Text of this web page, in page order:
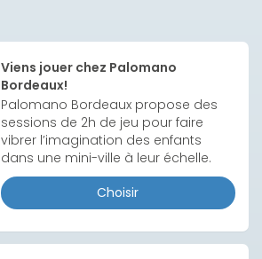
Viens jouer chez Palomano
Bordeaux!
Palomano Bordeaux propose des
sessions de 2h de jeu pour faire
vibrer l’imagination des enfants
dans une mini-ville à leur échelle.
Choisir